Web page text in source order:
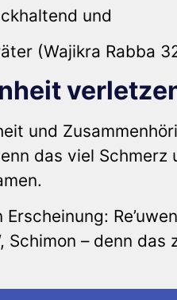
und
(Wajikra Rabba
und
das viel Schmerz
Schimon – denn das